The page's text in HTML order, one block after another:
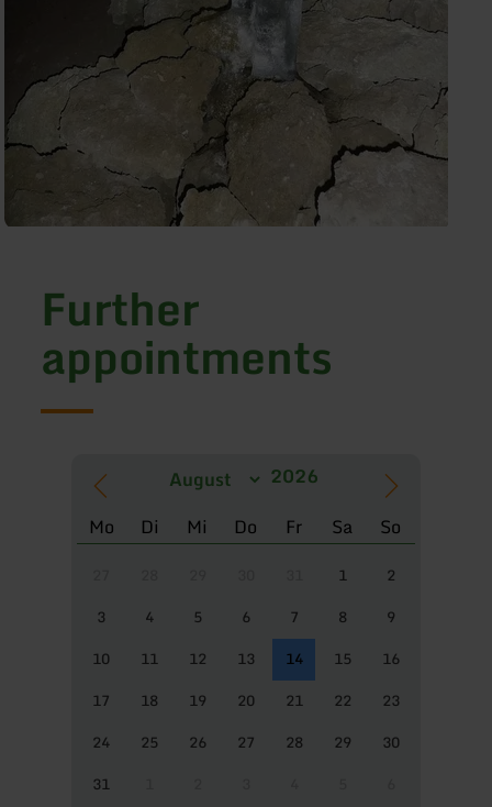
Further
appointments
Mo Di Mi Do Fr Sa So
1
2
3
4 5 6 7 8
9
10
11 12 13 14 15
16
17
18 19 20 21 22
23
24
25 26 27 28 29
30
31